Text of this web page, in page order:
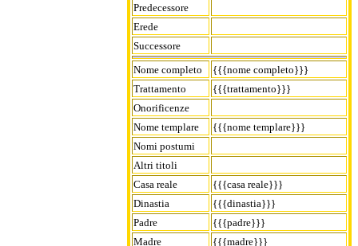
Predecessore
Erede
Successore
Nome completo
{{{nome completo}}}
Trattamento
{{{trattamento}}}
Onorificenze
Nome templare
{{{nome templare}}}
Nomi postumi
Altri titoli
Casa reale
{{{casa reale}}}
Dinastia
{{{dinastia}}}
Padre
{{{padre}}}
Madre
{{{madre}}}